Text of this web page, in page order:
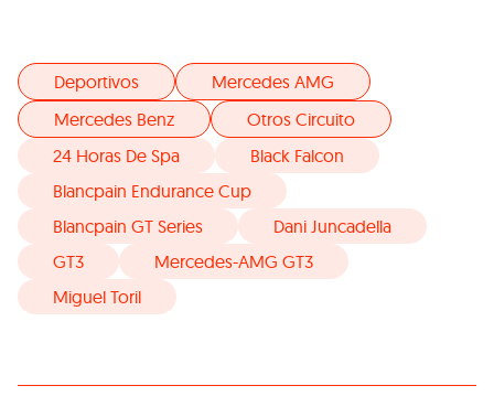
Deportivos
Mercedes AMG
Mercedes Benz
Otros Circuito
24 Horas De Spa
Black Falcon
Blancpain Endurance Cup
Blancpain GT Series
Dani Juncadella
GT3
Mercedes-AMG GT3
Miguel Toril